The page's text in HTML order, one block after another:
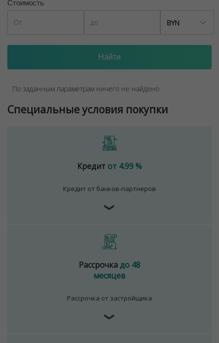
Стоимость
BYN
По заданным параметрам ничего не найдено
Специальные условия покупки
Кредит от 4.99 %
Кредит от банков-партнеров
❯
Рассрочкадо 48
месяцев
Рассрочка от застройщика
❯